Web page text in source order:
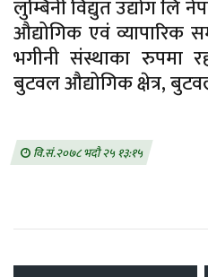
लुम्बिनी विद्युत उद्योग लि
औद्योगिक एवं
भगीनी संस्थाका
बुटवल औद्योगिक क्षेत्र,
वि.सं.२०७८ भदौ २५ १३:१५